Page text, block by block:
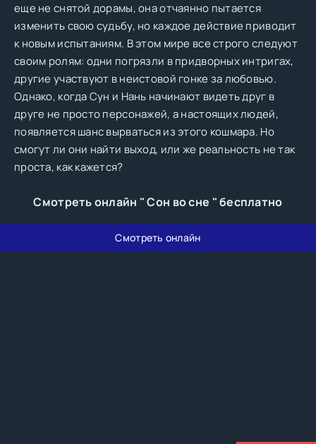
еще не снятой дорамы, она отчаянно пытается
изменить свою судьбу, но каждое действие приводит
к новым испытаниям. В этом мире все строго следуют
своим ролям: одни погрязли в придворных интригах,
другие участвуют в неистовой гонке за любовью.
Однако, когда Сун и Нань начинают видеть друг в
друге не просто персонажей, а настоящих людей,
появляется шанс вырваться из этого кошмара. Но
смогут ли они найти выход, или же реальность не так
проста, как кажется?
Смотреть онлайн " Сон во сне " бесплатно
Смотреть онлайн